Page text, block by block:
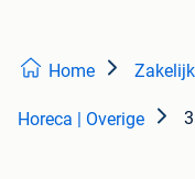
Home
Horeca | Overige